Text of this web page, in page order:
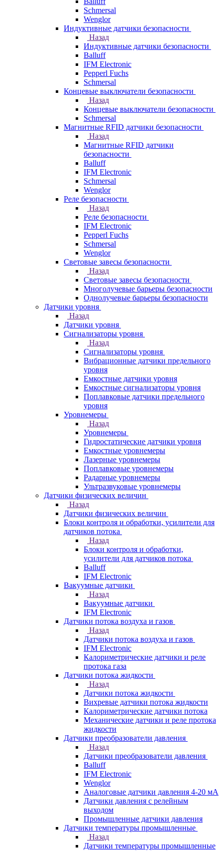
Schmersal
Wenglor
Индуктивные датчики безопасности
Назад
Индуктивные датчики безопасности
Balluff
IFM Electronic
Pepperl Fuchs
Schmersal
Концевые выключатели безопасности
Назад
Концевые выключатели безопасности
Schmersal
Магнитные RFID датчики безопасности
Назад
Магнитные RFID датчики
безопасности
Balluff
IFM Electronic
Schmersal
Wenglor
Реле безопасности
Назад
Реле безопасности
IFM Electronic
Pepperl Fuchs
Schmersal
Wenglor
Световые завесы безопасности
Назад
Световые завесы безопасности
Многолучевые барьеры безопасности
Однолучевые барьеры безопасности
Датчики уровня
Назад
Датчики уровня
Сигнализаторы уровня
Назад
Сигнализаторы уровня
Вибрационные датчики предельного
уровня
Емкостные датчики уровня
Емкостные сигнализаторы уровня
Поплавковые датчики предельного
уровня
Уровнемеры
Назад
Уровнемеры
Гидростатические датчики уровня
Емкостные уровнемеры
Лазерные уровнемеры
Поплавковые уровнемеры
Радарные уровнемеры
Ультразвуковые уровнемеры
Датчики физических величин
Назад
Датчики физических величин
Блоки контроля и обработки, усилители для
датчиков потока
Назад
Блоки контроля и обработки,
усилители для датчиков потока
Balluff
IFM Electronic
Вакуумные датчики
Назад
Вакуумные датчики
IFM Electronic
Датчики потока воздуха и газов
Назад
Датчики потока воздуха и газов
IFM Electronic
Калориметрические датчики и реле
протока газа
Датчики потока жидкости
Назад
Датчики потока жидкости
Вихревые датчики потока жидкости
Калориметрические датчики потока
Механические датчики и реле протока
жидкости
Датчики преобразователи давления
Назад
Датчики преобразователи давления
Balluff
IFM Electronic
Wenglor
Аналоговые датчики давления 4-20 мА
Датчики давления с релейным
выходом
Промышленные датчики давления
Датчики температуры промышленные
Назад
Датчики температуры промышленные